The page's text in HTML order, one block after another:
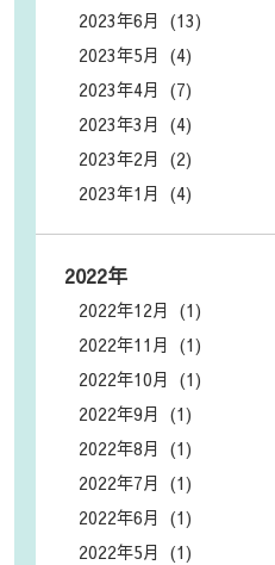
2023年6月 (13)
2023年5月 (4)
2023年4月 (7)
2023年3月 (4)
2023年2月 (2)
2023年1月 (4)
2022年
2022年12月 (1)
2022年11月 (1)
2022年10月 (1)
2022年9月 (1)
2022年8月 (1)
2022年7月 (1)
2022年6月 (1)
2022年5月 (1)